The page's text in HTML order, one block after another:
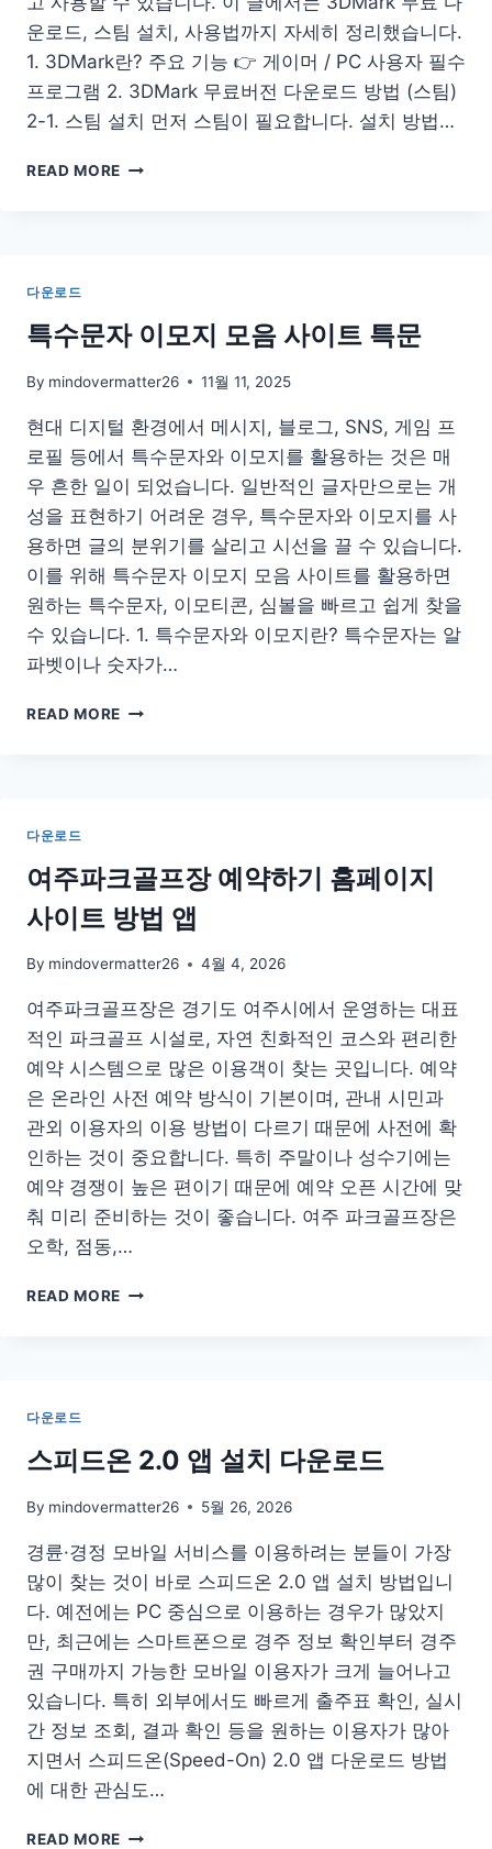
운로드, 스팀 설치, 사용법까지 자세히 정리했습니다.
1. 3DMark란? 주요 기능 👉 게이머 / PC 사용자 필수
프로그램 2. 3DMark 무료버전 다운로드 방법 (스팀)
2-1. 스팀 설치 먼저 스팀이 필요합니다. 설치 방법…
READ MORE 3DMARK
버
전
방
스
팀
설
치
다운로드
특수문자 이모지 모음 사이트 특문
By mindovermatter26 11월 11, 2025
현대 디지털 환경에서 메시지, 블로그, SNS, 게임 프
로필 등에서 특수문자와 이모지를 활용하는 것은 매
우 흔한 일이 되었습니다. 일반적인 글자만으로는 개
성을 표현하기 어려운 경우, 특수문자와 이모지를 사
용하면 글의 분위기를 살리고 시선을 끌 수 있습니다.
이를 위해 특수문자 이모지 모음 사이트를 활용하면
원하는 특수문자, 이모티콘, 심볼을 빠르고 쉽게 찾을
수 있습니다. 1. 특수문자와 이모지란? 특수문자는 알
파벳이나 숫자가…
READ MORE
모
음
사
트
문
다운로드
여주파크골프장 예약하기 홈페이지
사이트 방법 앱
By mindovermatter26 4월 4, 2026
여주파크골프장은 경기도 여주시에서 운영하는 대표
적인 파크골프 시설로, 자연 친화적인 코스와 편리한
예약 시스템으로 많은 이용객이 찾는 곳입니다. 예약
은 온라인 사전 예약 방식이 기본이며, 관내 시민과
관외 이용자의 이용 방법이 다르기 때문에 사전에 확
인하는 것이 중요합니다. 특히 주말이나 성수기에는
예약 경쟁이 높은 편이기 때문에 예약 오픈 시간에 맞
춰 미리 준비하는 것이 좋습니다. 여주 파크골프장은
오학, 점동,…
READ MORE 여
예
약
홈
이
지
사
이
트
방
법
앱
다운로드
스피드온 2.0 앱 설치 다운로드
By mindovermatter26 5월 26, 2026
경륜·경정 모바일 서비스를 이용하려는 분들이 가장
많이 찾는 것이 바로 스피드온 2.0 앱 설치 방법입니
다. 예전에는 PC 중심으로 이용하는 경우가 많았지
만, 최근에는 스마트폰으로 경주 정보 확인부터 경주
권 구매까지 가능한 모바일 이용자가 크게 늘어나고
있습니다. 특히 외부에서도 빠르게 출주표 확인, 실시
간 정보 조회, 결과 확인 등을 원하는 이용자가 많아
지면서 스피드온(Speed-On) 2.0 앱 다운로드 방법
에 대한 관심도…
READ MORE